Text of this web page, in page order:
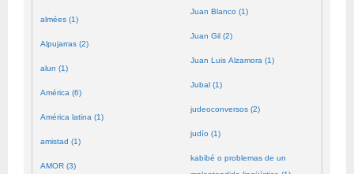
almées (1)
Alpujarras (2)
alun (1)
América (6)
América latina (1)
amistad (1)
AMOR (3)
Juan Blanco (1)
Juan Gil (2)
Juan Luis Alzamora (1)
Jubal (1)
judeoconversos (2)
judío (1)
kabibé o problemas de un